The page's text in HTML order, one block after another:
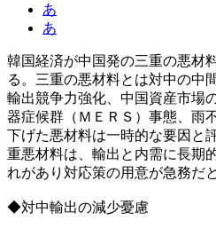
あ
あ
韓国経済が中国発の三重の悪材
る。三重の悪材料とは対中の中
輸出競争力強化、中国資産市場
器症候群（ＭＥＲＳ）事態、雨
下げた悪材料は一時的な要因と
重悪材料は、輸出と内需に長期
れがあり対応策の用意が急務だ
◆対中輸出の減少憂慮